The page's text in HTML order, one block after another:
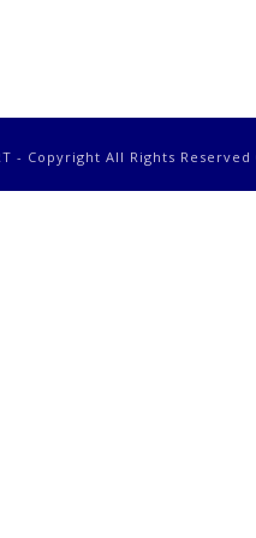
- Copyright All Rights Reserved